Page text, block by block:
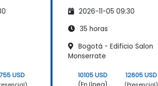
USD
2026-11-05 09:30
35 horas
Bogotá - Edificio Salon
Monserrate
10105 USD
12605 USD
(Presencial)